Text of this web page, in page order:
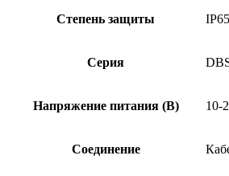
Степень защиты
Серия
Напряжение питания (В) 10-
Соединение